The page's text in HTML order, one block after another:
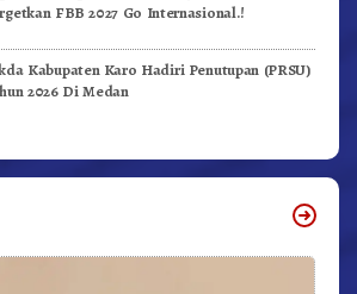
FBB 2027 Go Internasional.!
Kabupaten Karo Hadiri Penutupan (PRSU)
2026 Di Medan